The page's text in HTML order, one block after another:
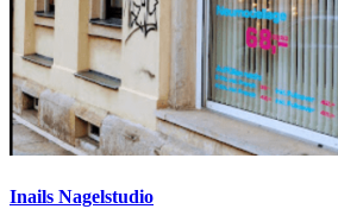
Inails Nagelstudio